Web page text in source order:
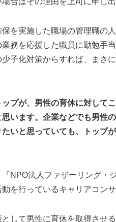
を実施した職場の管理職の
務を応援した職員に勤勉手
子化対策からすれば、まさ
プが、男性の育休に対して
います。企業などでも男性
いと思っていても、トップ
NPO法人ファザーリング・
を行っているキャリアコン
して男性に育休を取得させ